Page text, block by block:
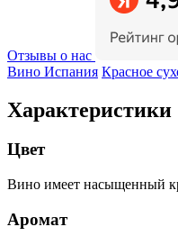
Отзывы о нас
Вино Испания Красное
Характеристики
Цвет
Вино имеет насыщенный
Аромат